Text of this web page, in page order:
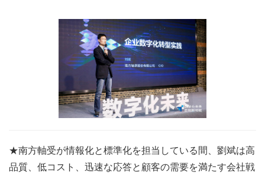
★南方軸受が情報化と標準化を担当している間、劉斌は高
品質、低コスト、迅速な応答と顧客の需要を満たす会社戦